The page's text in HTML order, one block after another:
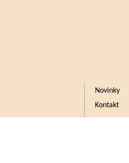
Novinky
Kontakt